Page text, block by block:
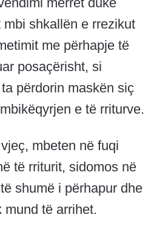
shkallën e rrezikut
me përhapje të
posaçërisht, si
përdorin maskën siç
e të rriturve.
mbeten në fuqi
të rriturit, sidomos në
shumë i përhapur dhe
mund të arrihet.